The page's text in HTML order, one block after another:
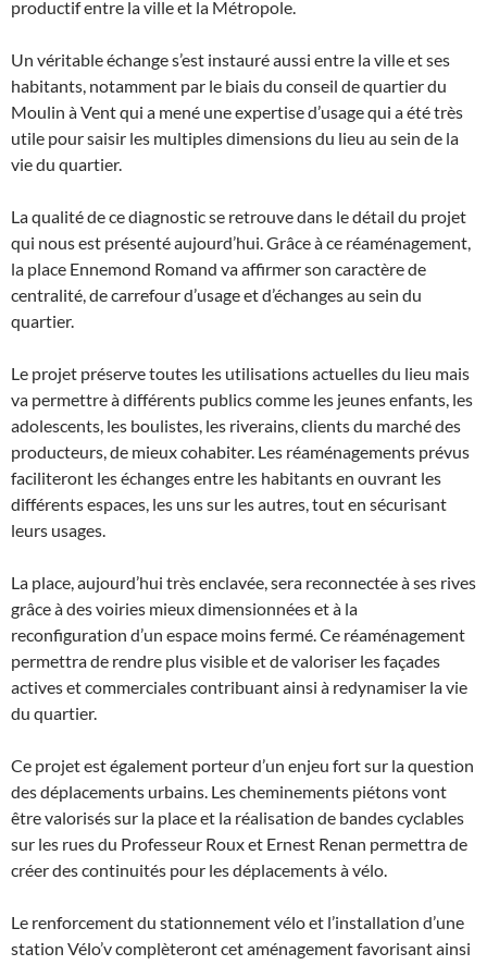
productif entre la ville et la Métropole.
Un véritable échange s’est instauré aussi entre la ville et ses
habitants, notamment par le biais du conseil de quartier du
Moulin à Vent qui a mené une expertise d’usage qui a été très
utile pour saisir les multiples dimensions du lieu au sein de la
vie du quartier.
La qualité de ce diagnostic se retrouve dans le détail du projet
qui nous est présenté aujourd’hui. Grâce à ce réaménagement,
la place Ennemond Romand va affirmer son caractère de
centralité, de carrefour d’usage et d’échanges au sein du
quartier.
Le projet préserve toutes les utilisations actuelles du lieu mais
va permettre à différents publics comme les jeunes enfants, les
adolescents, les boulistes, les riverains, clients du marché des
producteurs, de mieux cohabiter. Les réaménagements prévus
faciliteront les échanges entre les habitants en ouvrant les
différents espaces, les uns sur les autres, tout en sécurisant
leurs usages.
La place, aujourd’hui très enclavée, sera reconnectée à ses rives
grâce à des voiries mieux dimensionnées et à la
reconfiguration d’un espace moins fermé. Ce réaménagement
permettra de rendre plus visible et de valoriser les façades
actives et commerciales contribuant ainsi à redynamiser la vie
du quartier.
Ce projet est également porteur d’un enjeu fort sur la question
des déplacements urbains. Les cheminements piétons vont
être valorisés sur la place et la réalisation de bandes cyclables
sur les rues du Professeur Roux et Ernest Renan permettra de
créer des continuités pour les déplacements à vélo.
Le renforcement du stationnement vélo et l’installation d’une
station Vélo’v complèteront cet aménagement favorisant ainsi